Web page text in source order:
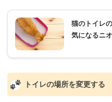
猫のトイレ
気になるニ
トイレの場所を変更する